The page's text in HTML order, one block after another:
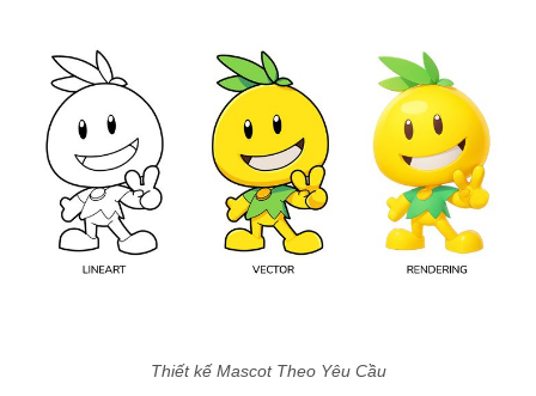
Thiết kế Mascot Theo Yêu Cầu